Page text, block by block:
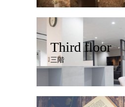
Third floor
三階